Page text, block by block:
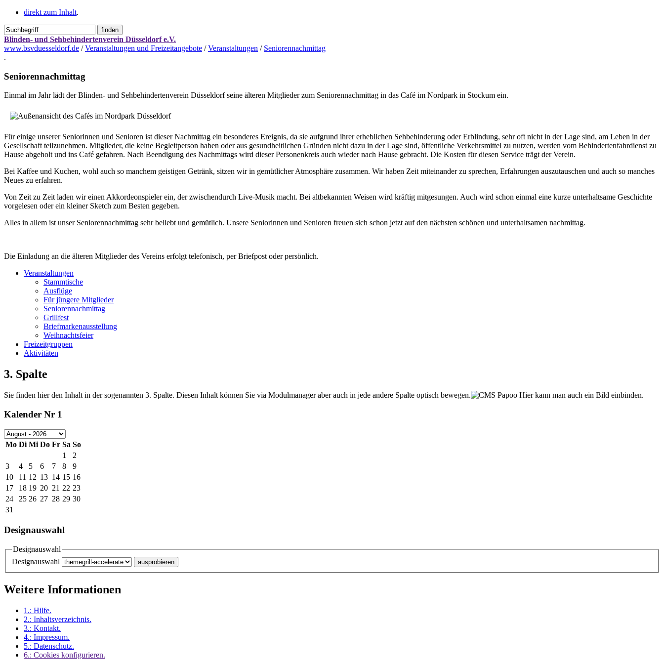
direkt zum Inhalt.
Blinden- und Sehbehindertenverein Düsseldorf e.V.
www.bsvduesseldorf.de /Veranstaltungen und Freizeitangebote /Veranstaltungen / Seniorennachmittag
.
Seniorennachmittag
Einmal im Jahr lädt der Blinden- und Sehbehindertenverein Düsseldorf seine älteren Mitglieder zum Seniorennachmittag in das Café im Nordpark in Stockum ein.
Für einige unserer Seniorinnen und Senioren ist dieser Nachmittag ein besonderes Ereignis, da sie aufgrund ihrer erheblichen Sehbehinderung oder Erblindung, sehr oft nicht in der Lage sind, am Leben in der
Gesellschaft teilzunehmen. Mitglieder, die keine Begleitperson haben oder aus gesundheitlichen Gründen nicht dazu in der Lage sind, öffentliche Verkehrsmittel zu nutzen, werden vom Behindertenfahrdienst zu
Hause abgeholt und ins Café gefahren. Nach Beendigung des Nachmittags wird dieser Personenkreis auch wieder nach Hause gebracht. Die Kosten für diesen Service trägt der Verein.
Bei Kaffee und Kuchen, wohl auch so manchem geistigen Getränk, sitzen wir in gemütlicher Atmosphäre zusammen. Wir haben Zeit miteinander zu sprechen, Erfahrungen auszutauschen und auch so manches
Neues zu erfahren.
Von Zeit zu Zeit laden wir einen Akkordeonspieler ein, der zwischendurch Live-Musik macht. Bei altbekannten Weisen wird kräftig mitgesungen. Auch wird schon einmal eine kurze unterhaltsame Geschichte
vorgelesen oder ein kleiner Sketch zum Besten gegeben.
Alles in allem ist unser Seniorennachmittag sehr beliebt und gemütlich. Unsere Seniorinnen und Senioren freuen sich schon jetzt auf den nächsten schönen und unterhaltsamen nachmittag.
Die Einladung an die älteren Mitglieder des Vereins erfolgt telefonisch, per Briefpost oder persönlich.
Veranstaltungen
Stammtische
Ausflüge
Für jüngere Mitglieder
Seniorennachmittag
Grillfest
Briefmarkenausstellung
Weihnachtsfeier
Freizeitgruppen
Aktivitäten
3. Spalte
Sie finden hier den Inhalt in der sogenannten 3. Spalte. Diesen Inhalt können Sie via Modulmanager aber auch in jede andere Spalte optisch bewegen. Hier kann man auch ein Bild einbinden.
Kalender Nr 1
Mo Di Mi Do Fr Sa So
1
2
3
4 5 6 7 8
9
10
11 12 13 14 15 16
17
18 19 20 21 22 23
24
25 26 27 28 29 30
31
Designauswahl
Designauswahl
Designauswahl
Weitere Informationen
1.: Hilfe.
2.: Inhaltsverzeichnis.
3.: Kontakt.
4.: Impressum.
5.: Datenschutz.
6.: Cookies konfigurieren.